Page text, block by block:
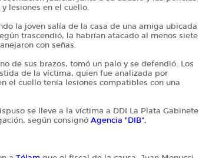
lesiones en el cuello.
la joven salía de la casa de una amiga ubicada
trascendió, la habrían atacado al menos siete
con señas.
de sus brazos, tomó un palo y se defendió. Los
de la víctima, quien fue analizada por
el cuello tenía lesiones compatibles con una
se lleve a la víctima a DDI La Plata Gabinete
según consignó Agencia "DIB".